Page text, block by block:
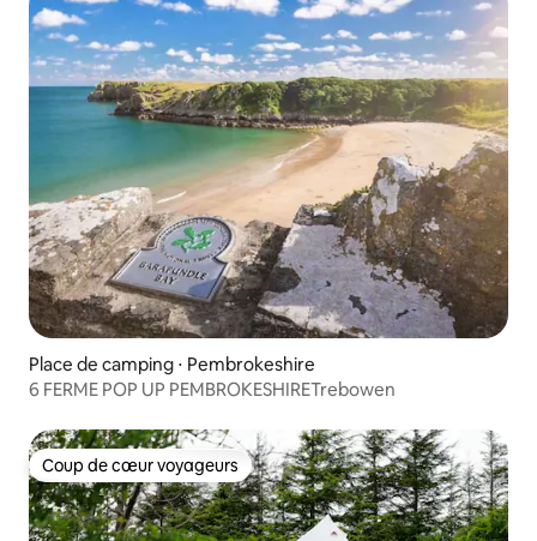
Place de camping ⋅ Pembrokeshire
6 FERME POP UP PEMBROKESHIRETrebowen
Coup de cœur voyageurs
Coup de cœur voyageurs